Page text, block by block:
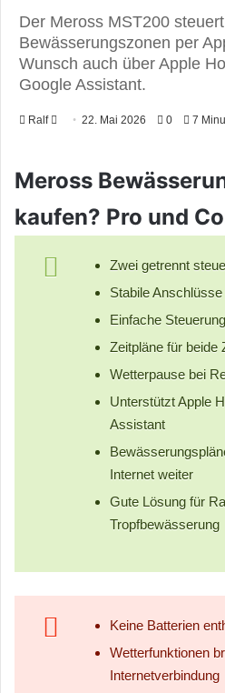
Der Meross MST200
Bewässerungszonen per
Wunsch auch über Apple
Google Assistant.
Ralf
l
o
22. Mai 2026 0 7
Meross
kaufen? Pro und
Zwei getrennt
Stabile
Einfache
Zeitpläne für beide
Wetterpause bei
Unterstützt Apple
Assistant
Internet weiter
Gute Lösung für
Tropfbewässerung
Keine Batterien
Wetterfunktionen
Internetverbindung